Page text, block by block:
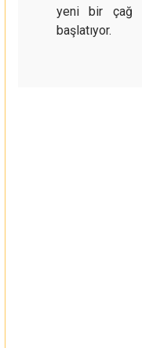
yeni bir çağ
başlatıyor.